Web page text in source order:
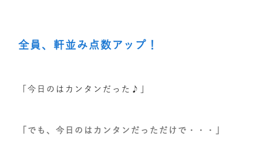
全員、軒並み点数アップ！
「今日のはカンタンだった♪」
「でも、今日のはカンタンだっただけで・・・」